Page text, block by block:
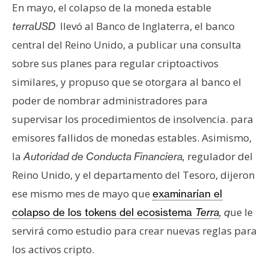
R
e
c
u
s
o
s
C
o
n
t
a
c
t
En mayo, el colapso de la moneda estable
terraUSD llevó al Banco de Inglaterra, el banco
central del Reino Unido, a publicar una consulta
sobre sus planes para regular criptoactivos
similares, y propuso que se otorgara al banco el
poder de nombrar administradores para
supervisar los procedimientos de insolvencia. para
emisores fallidos de monedas estables. Asimismo,
la Autoridad de Conducta Financiera, regulador del
Reino Unido, y el departamento del Tesoro, dijeron
ese mismo mes de mayo que examinarían el
colapso de los tokens del ecosistema Terra, que le
servirá como estudio para crear nuevas reglas para
los activos cripto.